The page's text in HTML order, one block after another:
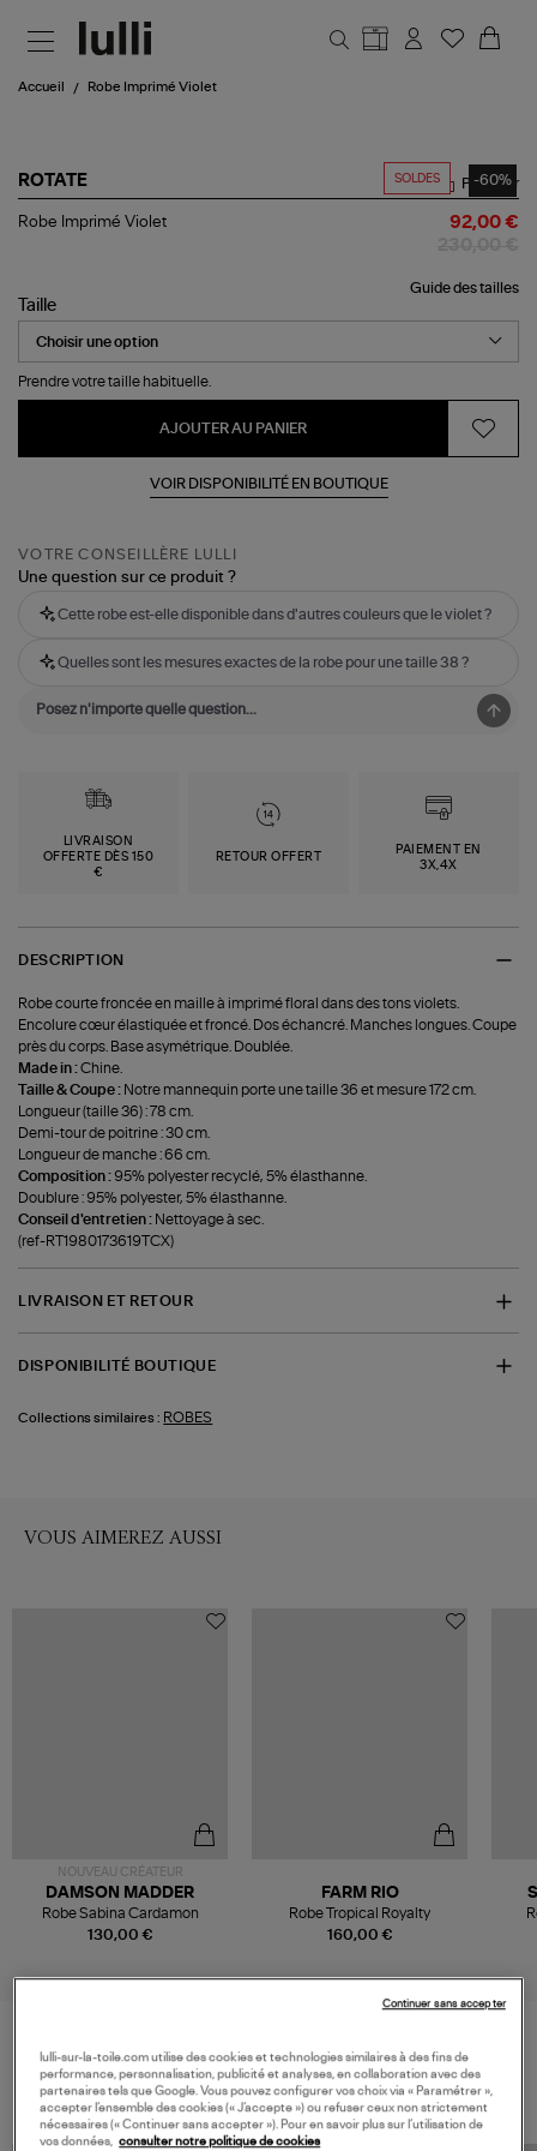
Accueil Robe Imprimé Violet
SOLDES -60%
ROTATE
Robe
Partager
Robe Imprimé Violet 92,00 €
Guide des tailles
Taille
Prendre votre taille habituelle.
AJOUTER AU PANIER
VOIR DISPONIBILITÉ EN BOUTIQUE
VOTRE CONSEILLÈRE LULLI
Une question sur ce produit ?
Cette robe est-elle disponible dans d'autres couleurs que le violet ?
Quelles sont les mesures exactes de la robe pour une taille 38 ?
LIVRAISON
OFFERTE DÈS 150
€
RETOUR OFFERT
PAIEMENT EN
3X,4X
DESCRIPTION
Robe courte froncée en maille à imprimé floral dans des tons violets.
Encolure cœur élastiquée et froncé. Dos échancré. Manches longues. Coupe
près du corps. Base asymétrique. Doublée.
Made in :Chine.
Taille & Coupe : Notre mannequin porte une taille 36 et mesure 172 cm.
Longueur (taille 36) : 78 cm.
Demi-tour de poitrine : 30 cm.
Longueur de manche : 66 cm.
Composition : 95% polyester recyclé, 5% élasthanne.
Doublure : 95% polyester, 5% élasthanne.
Conseil d'entretien : Nettoyage à sec.
(ref-RT1980173619TCX)
LIVRAISON ET RETOUR
DISPONIBILITÉ BOUTIQUE
Collections similaires : ROBES
VOUS AIMEREZ AUSSI
NOUVEAU CRÉATEUR
130,00 €
DAMSON MADDER
Robe Sabina Cardamon
160,00 €
FARM RIO
Robe Tropical Royalty
VOS DERNIERS PRODUITS VUS
lulli-sur-la-toile.com utilise des cookies et technologies similaires à des fins de
performance, personnalisation, publicité et analyses, en collaboration avec des
partenaires tels que Google. Vous pouvez configurer vos choix via « Paramétrer »,
accepter l’ensemble des cookies (« J’accepte ») ou refuser ceux non strictement
nécessaires (« Continuer sans accepter »). Pour en savoir plus sur l’utilisation de
vos données, consulter notre politique de cookies
Continuer sans accepter